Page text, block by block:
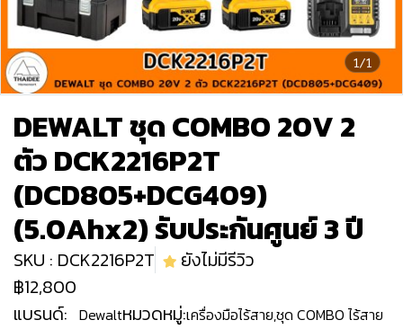
1/1
DEWALT ชุด COMBO 20V 2
ตัว DCK2216P2T
(DCD805+DCG409)
(5.0Ahx2) รับประกันศูนย์ 3 ปี
SKU : DCK2216P2T
ยังไม่มีรีวิว
฿12,800
แบรนด์: Dewaltหมวดหมู่:เครื่องมือไร้สาย,ชุด COMBO ไร้สาย